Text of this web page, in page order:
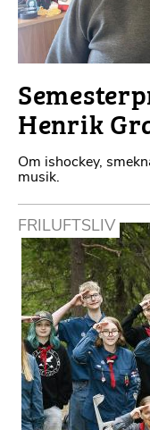
Henrik
Om ishockey,
musik.
FRILUFTSLIV